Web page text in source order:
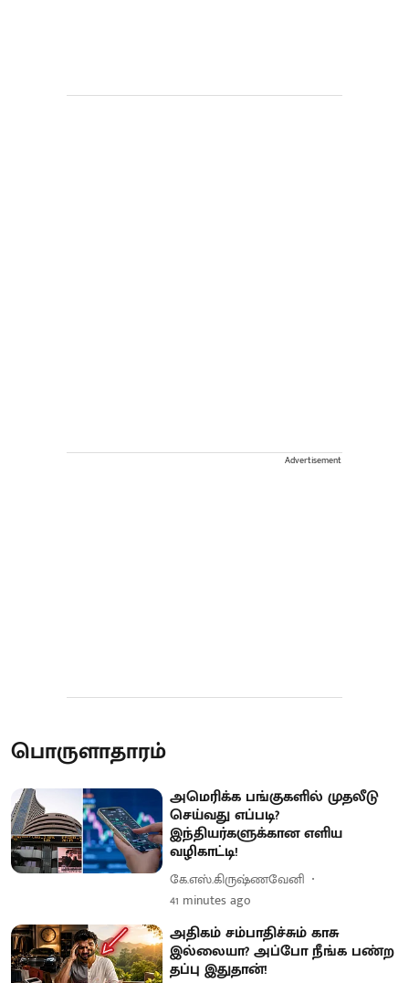
Advertisement
பொருளாதாரம்
அமெரிக்க பங்குகளில் முதலீடு
செய்வது எப்படி?
இந்தியர்களுக்கான எளிய
வழிகாட்டி!
கே.எஸ்.கிருஷ்ணவேனி
41 minutes ago
அதிகம் சம்பாதிச்சும் காசு
இல்லையா? அப்போ நீங்க பண்ற
தப்பு இதுதான்!